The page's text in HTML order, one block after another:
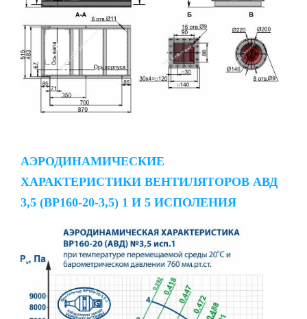
АЭРОДИНАМИЧЕСКИЕ
ХАРАКТЕРИСТИКИ ВЕНТИЛЯТОРОВ АВД
3,5 (ВР160-20-3,5) 1 И 5 ИСПОЛЕНИЯ